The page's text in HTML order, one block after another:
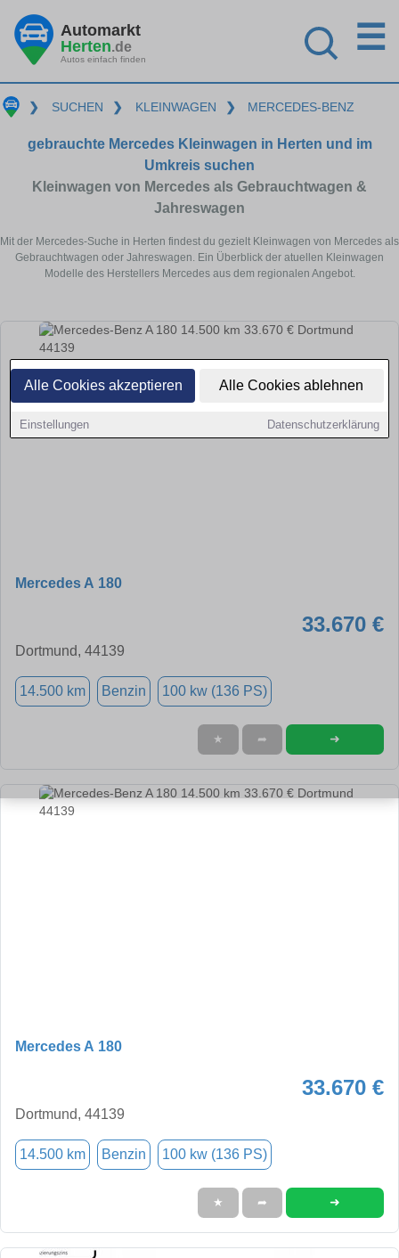
Alle Cookies akzeptieren Alle Cookies ablehnen
Einstellungen Datenschutzerklärung
Automarkt
Herten.de
Autos einfach finden
☰
❯ SUCHEN ❯ KLEINWAGEN ❯ MERCEDES-BENZ
gebrauchte Mercedes Kleinwagen in Herten und im
Umkreis suchen
Kleinwagen von Mercedes als Gebrauchtwagen &
Jahreswagen
Mit der Mercedes-Suche in Herten findest du gezielt Kleinwagen von Mercedes als
Gebrauchtwagen oder Jahreswagen. Ein Überblick der atuellen Kleinwagen
Modelle des Herstellers Mercedes aus dem regionalen Angebot.
Mercedes A 180
33.670 €
Dortmund, 44139
14.500 km Benzin 100 kw (136 PS)
★ ➦ ➜
Mercedes A 180
33.670 €
Dortmund, 44139
14.500 km Benzin 100 kw (136 PS)
★ ➦ ➜